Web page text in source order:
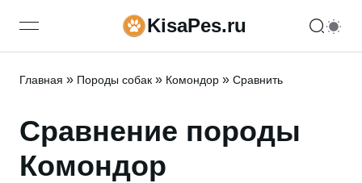
open navigation menuKisaPes.ru
Главная » Породы собак » Комондор » Сравнить
Сравнение породы
Комондор